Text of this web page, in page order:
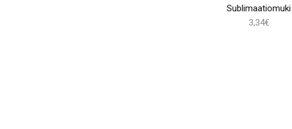
Sublimaatiomuki
3,34€